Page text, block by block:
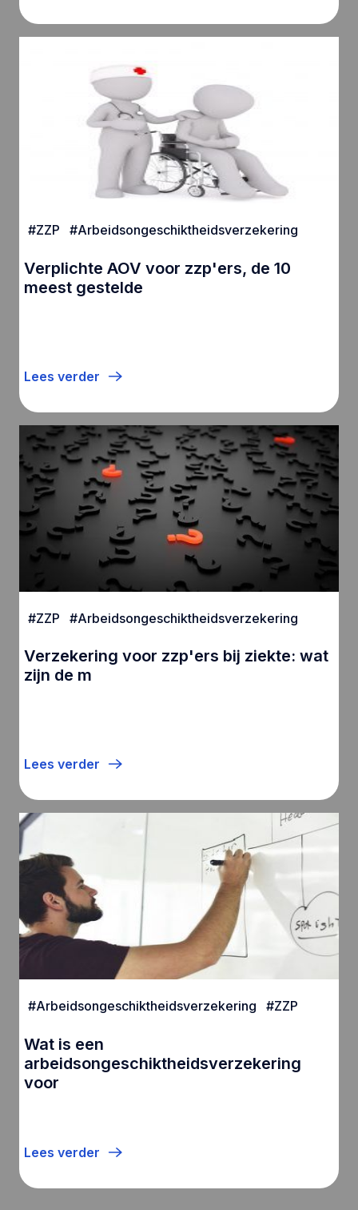
#ZZP #Arbeidsongeschiktheidsverzekering
Verplichte AOV voor zzp'ers, de 10
meest gestelde
Lees verder
#ZZP #Arbeidsongeschiktheidsverzekering
Verzekering voor zzp'ers bij ziekte: wat
zijn de m
Lees verder
#Arbeidsongeschiktheidsverzekering #ZZP
Wat is een
arbeidsongeschiktheidsverzekering
voor
Lees verder